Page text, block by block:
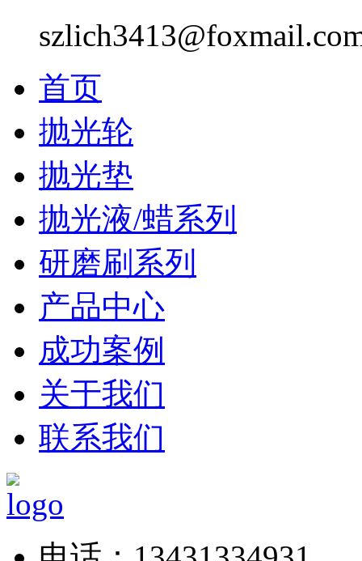
首页
抛光轮
抛光垫
抛光液/蜡系列
研磨刷系列
产品中心
成功案例
关于我们
联系我们